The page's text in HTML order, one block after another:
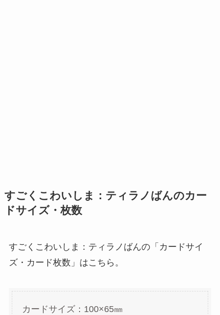
すごくこわいしま：ティラノばんのカー
ドサイズ・枚数
すごくこわいしま：ティラノばんの「カードサイ
ズ・カード枚数」はこちら。
カードサイズ：100×65㎜